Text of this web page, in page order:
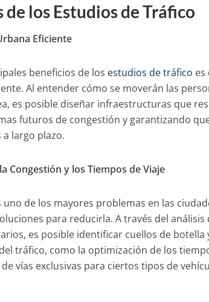
de los Estudios de Tráfico
Eficiente
beneficios de los estudios de tráfico es
Al entender cómo se moverán las
es posible diseñar infraestructuras que
futuros de congestión y garantizando
largo plazo.
Congestión y los Tiempos de Viaje
uno de los mayores problemas en las
para reducirla. A través del
es posible identificar cuellos de
tráfico, como la optimización de los
vías exclusivas para ciertos tipos de